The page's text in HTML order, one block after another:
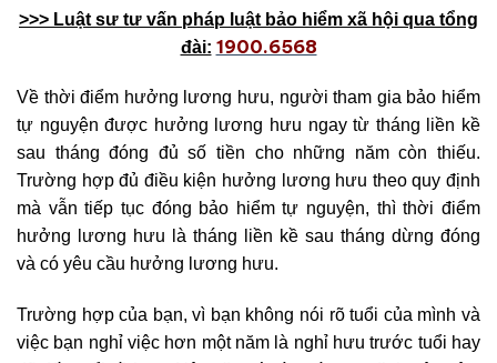
>>> Luật sư tư vấn pháp luật bảo hiểm xã hội qua tổng
đài: 1900.6568
Về thời điểm hưởng lương hưu, người tham gia bảo hiểm
tự nguyện được hưởng lương hưu ngay từ tháng liền kề
sau tháng đóng đủ số tiền cho những năm còn thiếu.
Trường hợp đủ điều kiện hưởng lương hưu theo quy định
mà vẫn tiếp tục đóng bảo hiểm tự nguyện, thì thời điểm
hưởng lương hưu là tháng liền kề sau tháng dừng đóng
và có yêu cầu hưởng lương hưu.
Trường hợp của bạn, vì bạn không nói rõ tuổi của mình và
việc bạn nghỉ việc hơn một năm là nghỉ hưu trước tuổi hay